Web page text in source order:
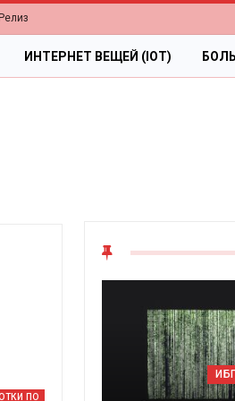
ИНТЕРНЕТ ВЕЩЕЙ (IOT)
ПО
Цифровая